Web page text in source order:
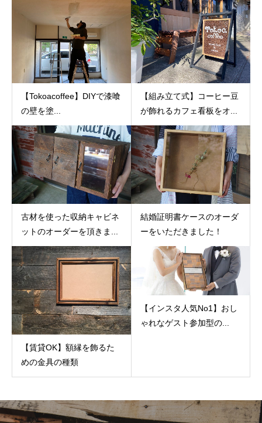
【Tokoacoffee】DIYで漆喰
の壁を塗...
【組み立て式】コーヒー豆
が飾れるカフェ看板をオ...
古材を使った収納キャビネ
ットのオーダーを頂きま...
結婚証明書ケースのオーダ
ーをいただきました！
【賃貸OK】額縁を飾るた
めの金具の種類
【インスタ人気No1】おし
ゃれなゲスト参加型の...